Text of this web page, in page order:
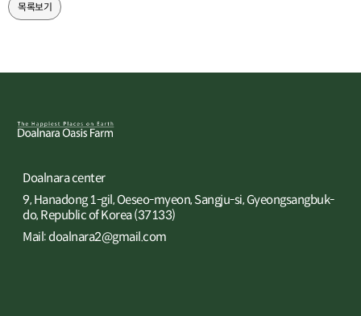
목록보기
Doalnara center
9, Hanadong 1-gil, Oeseo-myeon, Sangju-si, Gyeongsangbuk-
do, Republic of Korea (37133)
Mail: doalnara2@gmail.com